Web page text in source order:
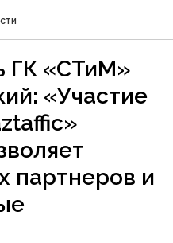
ГК «СТиМ»
«Участие
партнеров и